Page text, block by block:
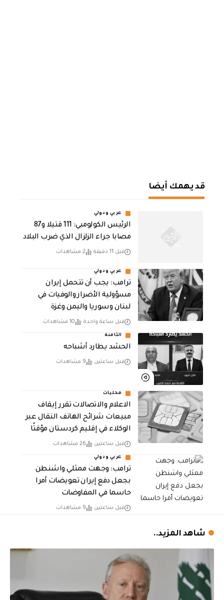
قد يهمك أيضا
عربي ودولي
الرئيس الكولومبي: 111 قتيلا و87
مصابا جراء الزلزال الذي ضرب البلاد
قبل 11 دقيقة 2 مشاهدات
عربي ودولي
ترامب: يجب أن تتحمل إيران
مسؤولية الأضرار والوفيات في
لبنان وسوريا واليمن وغزة
قبل ساعة واحدة 10 مشاهدات
الثامنة
الحشد يطارد أشباحه
قبل ساعتين 9 مشاهدات
محليات
الاعلام والاتصالات تقرر إيقاف
مبيعات شرائح الهاتف النقال عبر
الوكلاء في إقليم كردستان مؤقتًا
قبل ساعتين 26 مشاهدات
عربي ودولي
‏ترامب: وجهت ممثلي واشنطن
بجعل دفع إيران تعويضات أمرا
حاسما في المفاوضات
قبل ساعتين 9 مشاهدات
شاهد المزيد..